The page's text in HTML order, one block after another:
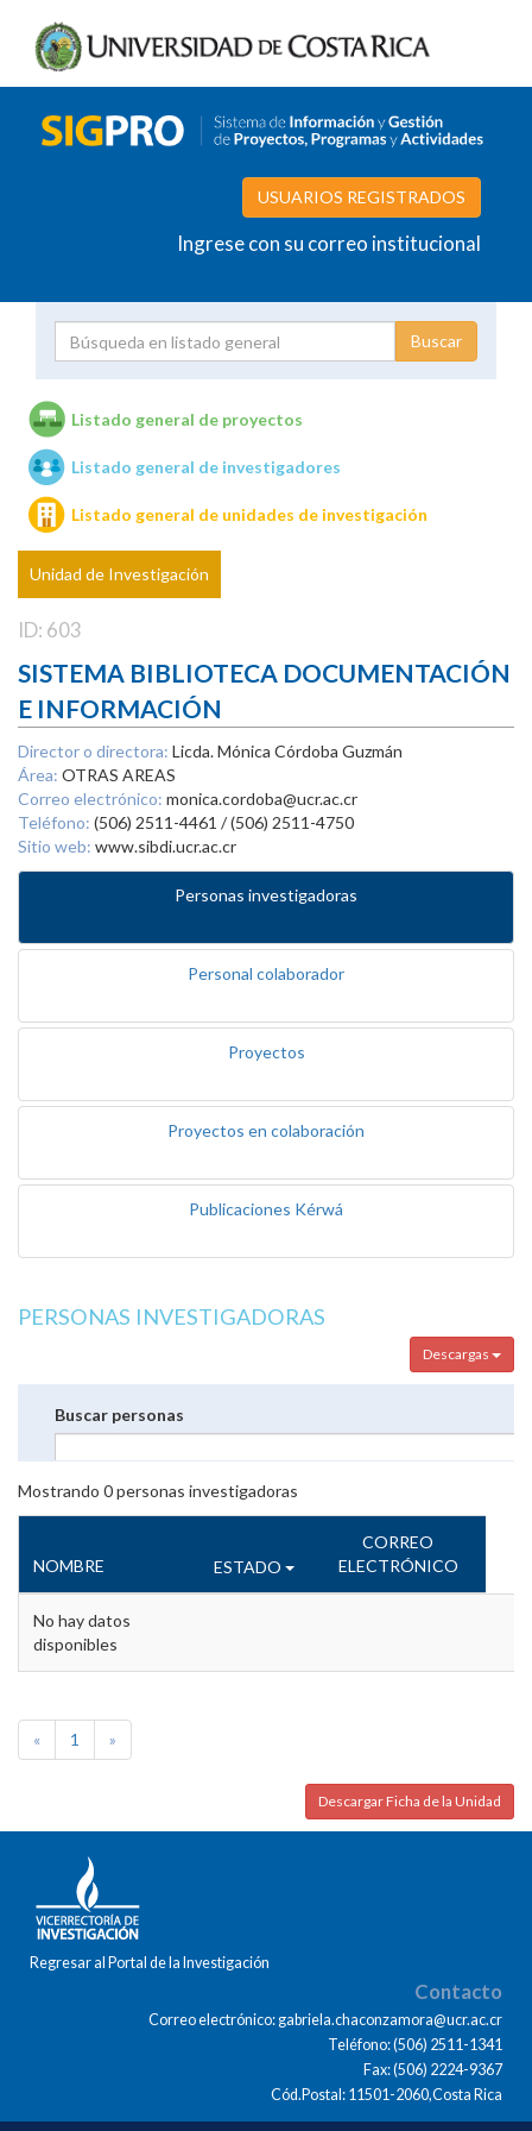
USUARIOS REGISTRADOS
Ingrese con su correo institucional
Unidades de investigación
Listado general de proyectos
Listado general de investigadores
Listado general de unidades de investigación
Unidad de Investigación
ID: 603
SISTEMA BIBLIOTECA DOCUMENTACIÓN
E INFORMACIÓN
Director o directora: Licda. Mónica Córdoba Guzmán
Área: OTRAS AREAS
Correo electrónico: monica.cordoba@ucr.ac.cr
Teléfono: (506) 2511-4461 / (506) 2511-4750
Sitio web: www.sibdi.ucr.ac.cr
Personas investigadoras
Personal colaborador
Proyectos
Proyectos en colaboración
Publicaciones Kérwá
PERSONAS INVESTIGADORAS
Descargas
Buscar personas
Mostrando 0personas investigadoras
NOMBRE ESTADO
CORREO
ELECTRÓNICO
No hay datos
disponibles
« 1 »
Descargar Ficha de la Unidad
Regresar al Portal de la Investigación
Contacto
Correo electrónico: gabriela.chaconzamora@ucr.ac.cr
Teléfono: (506) 2511-1341
Fax: (506) 2224-9367
Cód.Postal: 11501-2060,Costa Rica